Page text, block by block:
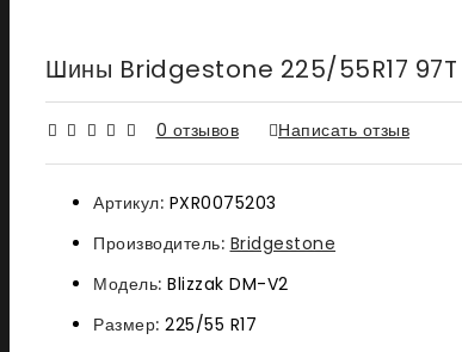
Шины Bridgestone 225/55R17 97T
0 отзывов Написать отзыв
Артикул: PXR0075203
Производитель: Bridgestone
Модель: Blizzak DM-V2
Размер: 225/55 R17